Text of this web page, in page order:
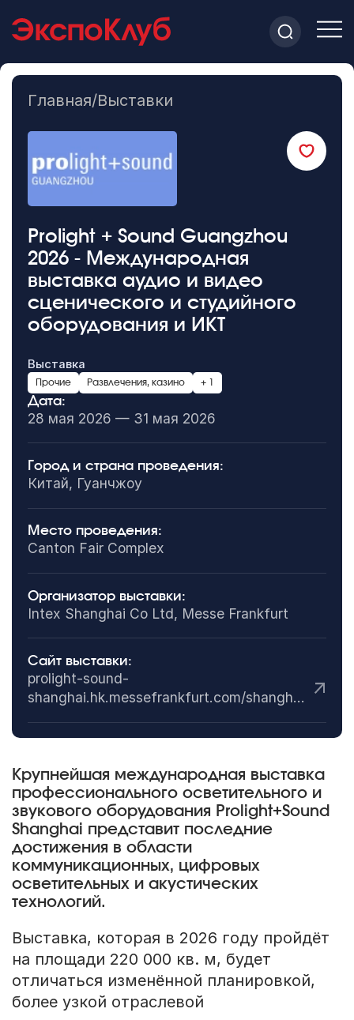
Главная/Выставки
Prolight + Sound Guangzhou
2026 - Международная
выставка аудио и видео
сценического и студийного
оборудования и ИКТ
Выставка
Прочие Развлечения, казино + 1
Дата:
28 мая 2026 — 31 мая 2026
Город и страна проведения:
Китай, Гуанчжоу
Место проведения:
Canton Fair Complex
Организатор выставки:
Intex Shanghai Co Ltd, Messe Frankfurt
Сайт выставки:
prolight-sound-
shanghai.hk.messefrankfurt.com/shanghai/en.html
Крупнейшая международная выставка
профессионального осветительного и
звукового оборудования Prolight+Sound
Shanghai представит последние
достижения в области
коммуникационных, цифровых
осветительных и акустических
технологий.
Выставка, которая в 2026 году пройдёт
на площади 220 000 кв. м, будет
отличаться изменённой планировкой,
более узкой отраслевой